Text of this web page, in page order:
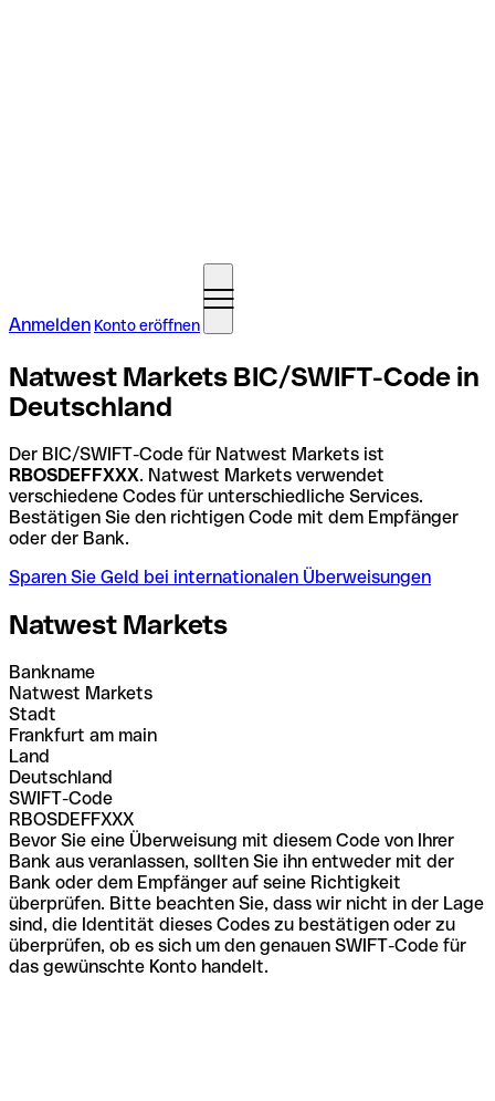
Anmelden Konto eröffnen
Natwest Markets BIC/SWIFT-Code in
Deutschland
Der BIC/SWIFT-Code für Natwest Markets ist
RBOSDEFFXXX. Natwest Markets verwendet
verschiedene Codes für unterschiedliche Services.
Bestätigen Sie den richtigen Code mit dem Empfänger
oder der Bank.
Sparen Sie Geld bei internationalen Überweisungen
Natwest Markets
Bankname
Natwest Markets
Stadt
Frankfurt am main
Land
Deutschland
SWIFT-Code
RBOSDEFFXXX
Bevor Sie eine Überweisung mit diesem Code von Ihrer
Bank aus veranlassen, sollten Sie ihn entweder mit der
Bank oder dem Empfänger auf seine Richtigkeit
überprüfen. Bitte beachten Sie, dass wir nicht in der Lage
sind, die Identität dieses Codes zu bestätigen oder zu
überprüfen, ob es sich um den genauen SWIFT-Code für
das gewünschte Konto handelt.